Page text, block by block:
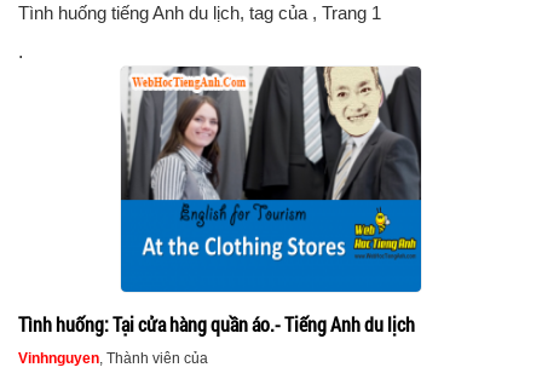
Tình huống tiếng Anh du lịch, tag của , Trang 1
.
Tình huống: Tại cửa hàng quần áo.- Tiếng Anh du lịch
Vinhnguyen , Thành viên của